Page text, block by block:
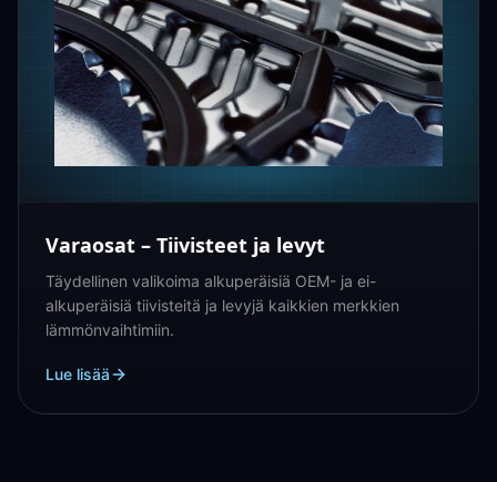
Varaosat – Tiivisteet ja levyt
Täydellinen valikoima alkuperäisiä OEM- ja ei-
alkuperäisiä tiivisteitä ja levyjä kaikkien merkkien
lämmönvaihtimiin.
Lue lisää